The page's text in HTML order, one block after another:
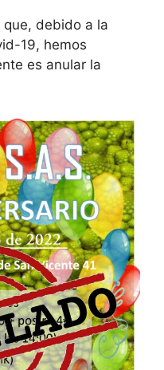
que, debido a la
19, hemos
es anular la